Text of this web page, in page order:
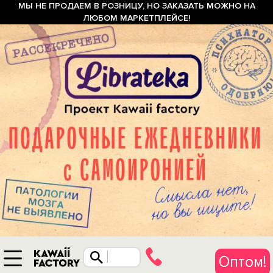
МЫ НЕ ПРОДАЕМ В РОЗНИЦУ, НО ЗАКАЗАТЬ МОЖНО НА
ЛЮБОМ МАРКЕТПЛЕЙСЕ!
Оптом!